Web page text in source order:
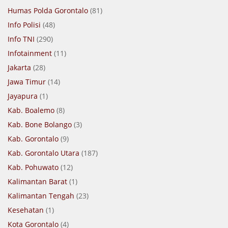
Humas Polda Gorontalo (81)
Info Polisi (48)
Info TNI (290)
Infotainment (11)
Jakarta (28)
Jawa Timur (14)
Jayapura (1)
Kab. Boalemo (8)
Kab. Bone Bolango (3)
Kab. Gorontalo (9)
Kab. Gorontalo Utara (187)
Kab. Pohuwato (12)
Kalimantan Barat (1)
Kalimantan Tengah (23)
Kesehatan (1)
Kota Gorontalo (4)